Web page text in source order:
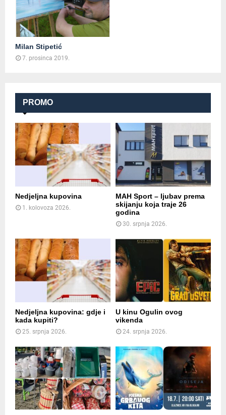
Milan Stipetić
7. prosinca 2019.
PROMO
Nedjeljna kupovina
1. kolovoza 2026.
MAH Sport – ljubav prema
skijanju koja traje 26
godina
30. srpnja 2026.
Nedjeljna kupovina: gdje i
kada kupiti?
25. srpnja 2026.
U kinu Ogulin ovog
vikenda
24. srpnja 2026.